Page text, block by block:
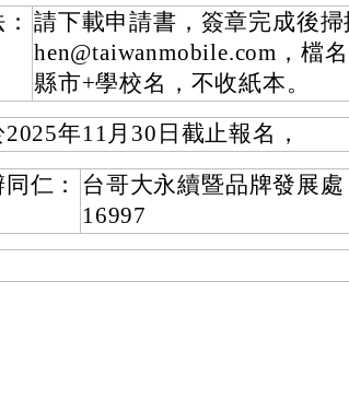
請下載申請書，簽章完成後
hen@taiwanmobile.com，檔
縣市+學校名，不收紙本。
年11月30日截止報名，
仁：
台哥大永續暨品牌發展
16997